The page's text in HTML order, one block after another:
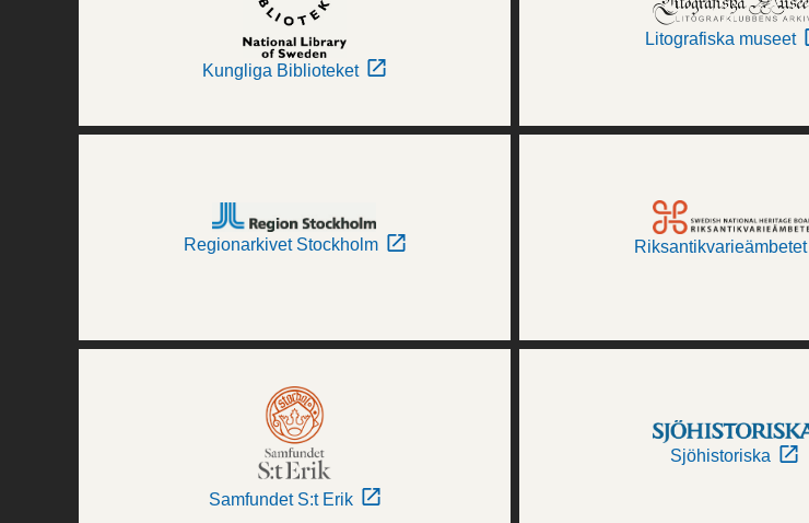
Kungliga Biblioteket
Litografiska museet
Regionarkivet Stockholm Riksantikvarieämbetet
Samfundet S:t Erik
Sjöhistoriska